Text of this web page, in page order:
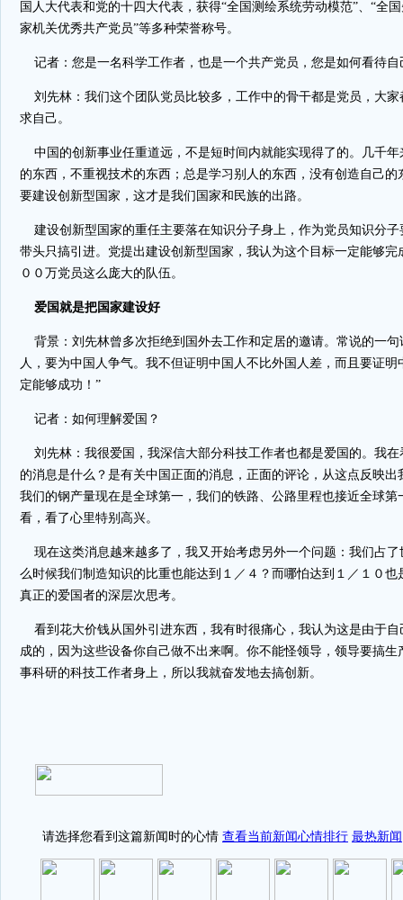
国人大代表和党的十四大代表，获得“全国测绘系统劳动模范”、“全
家机关优秀共产党员”等多种荣誉称号。
记者：您是一名科学工作者，也是一个共产党员，您是如何看待自
刘先林：我们这个团队党员比较多，工作中的骨干都是党员，大家
求自己。
中国的创新事业任重道远，不是短时间内就能实现得了的。几千年
的东西，不重视技术的东西；总是学习别人的东西，没有创造自己的
要建设创新型国家，这才是我们国家和民族的出路。
建设创新型国家的重任主要落在知识分子身上，作为党员知识分子
带头只搞引进。党提出建设创新型国家，我认为这个目标一定能够完
００万党员这么庞大的队伍。
爱国就是把国家建设好
背景：刘先林曾多次拒绝到国外去工作和定居的邀请。常说的一句
人，要为中国人争气。我不但证明中国人不比外国人差，而且要证明
定能够成功！”
记者：如何理解爱国？
刘先林：我很爱国，我深信大部分科技工作者也都是爱国的。我在
的消息是什么？是有关中国正面的消息，正面的评论，从这点反映出
我们的钢产量现在是全球第一，我们的铁路、公路里程也接近全球第
看，看了心里特别高兴。
现在这类消息越来越多了，我又开始考虑另外一个问题：我们占了
么时候我们制造知识的比重也能达到１／４？而哪怕达到１／１０也
真正的爱国者的深层次思考。
看到花大价钱从国外引进东西，我有时很痛心，我认为这是由于自
成的，因为这些设备你自己做不出来啊。你不能怪领导，领导要搞生
事科研的科技工作者身上，所以我就奋发地去搞创新。